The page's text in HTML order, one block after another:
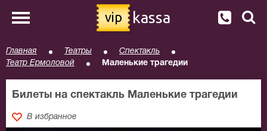
vip kassa
Главная Театры
Спектакль
Театр Ермоловой
Маленькие трагедии
Билеты на спектакль Маленькие трагедии
В избранное